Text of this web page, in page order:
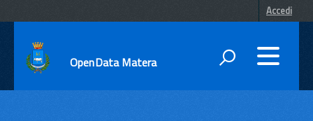
Accedi
OpenData Matera